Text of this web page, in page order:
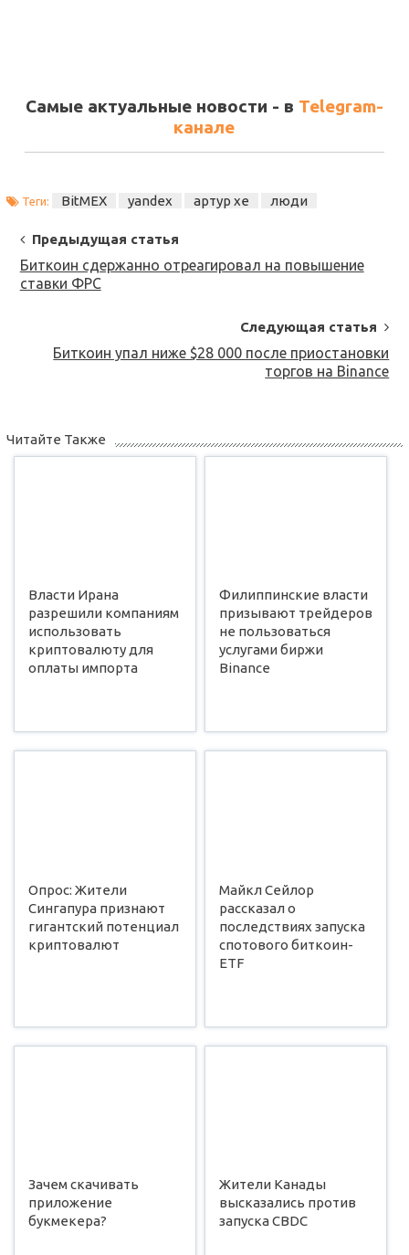
Самые актуальные новости - в Telegram-
канале
Теги: BitMEX yandex артур хе люди
Post
Navigation
Предыдущая статья
Биткоин сдержанно отреагировал на повышение
ставки ФРС
Следующая статья
Биткоин упал ниже $28 000 после приостановки
торгов на Binance
Читайте Также
Власти Ирана
разрешили компаниям
использовать
криптовалюту для
оплаты импорта
Филиппинские власти
призывают трейдеров
не пользоваться
услугами биржи
Binance
Опрос: Жители
Сингапура признают
гигантский потенциал
криптовалют
Майкл Сейлор
рассказал о
последствиях запуска
спотового биткоин-
ETF
Зачем скачивать
приложение
букмекера?
Жители Канады
высказались против
запуска CBDC